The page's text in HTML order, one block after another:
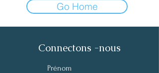
Go Home
Connectons -nous
Prénom